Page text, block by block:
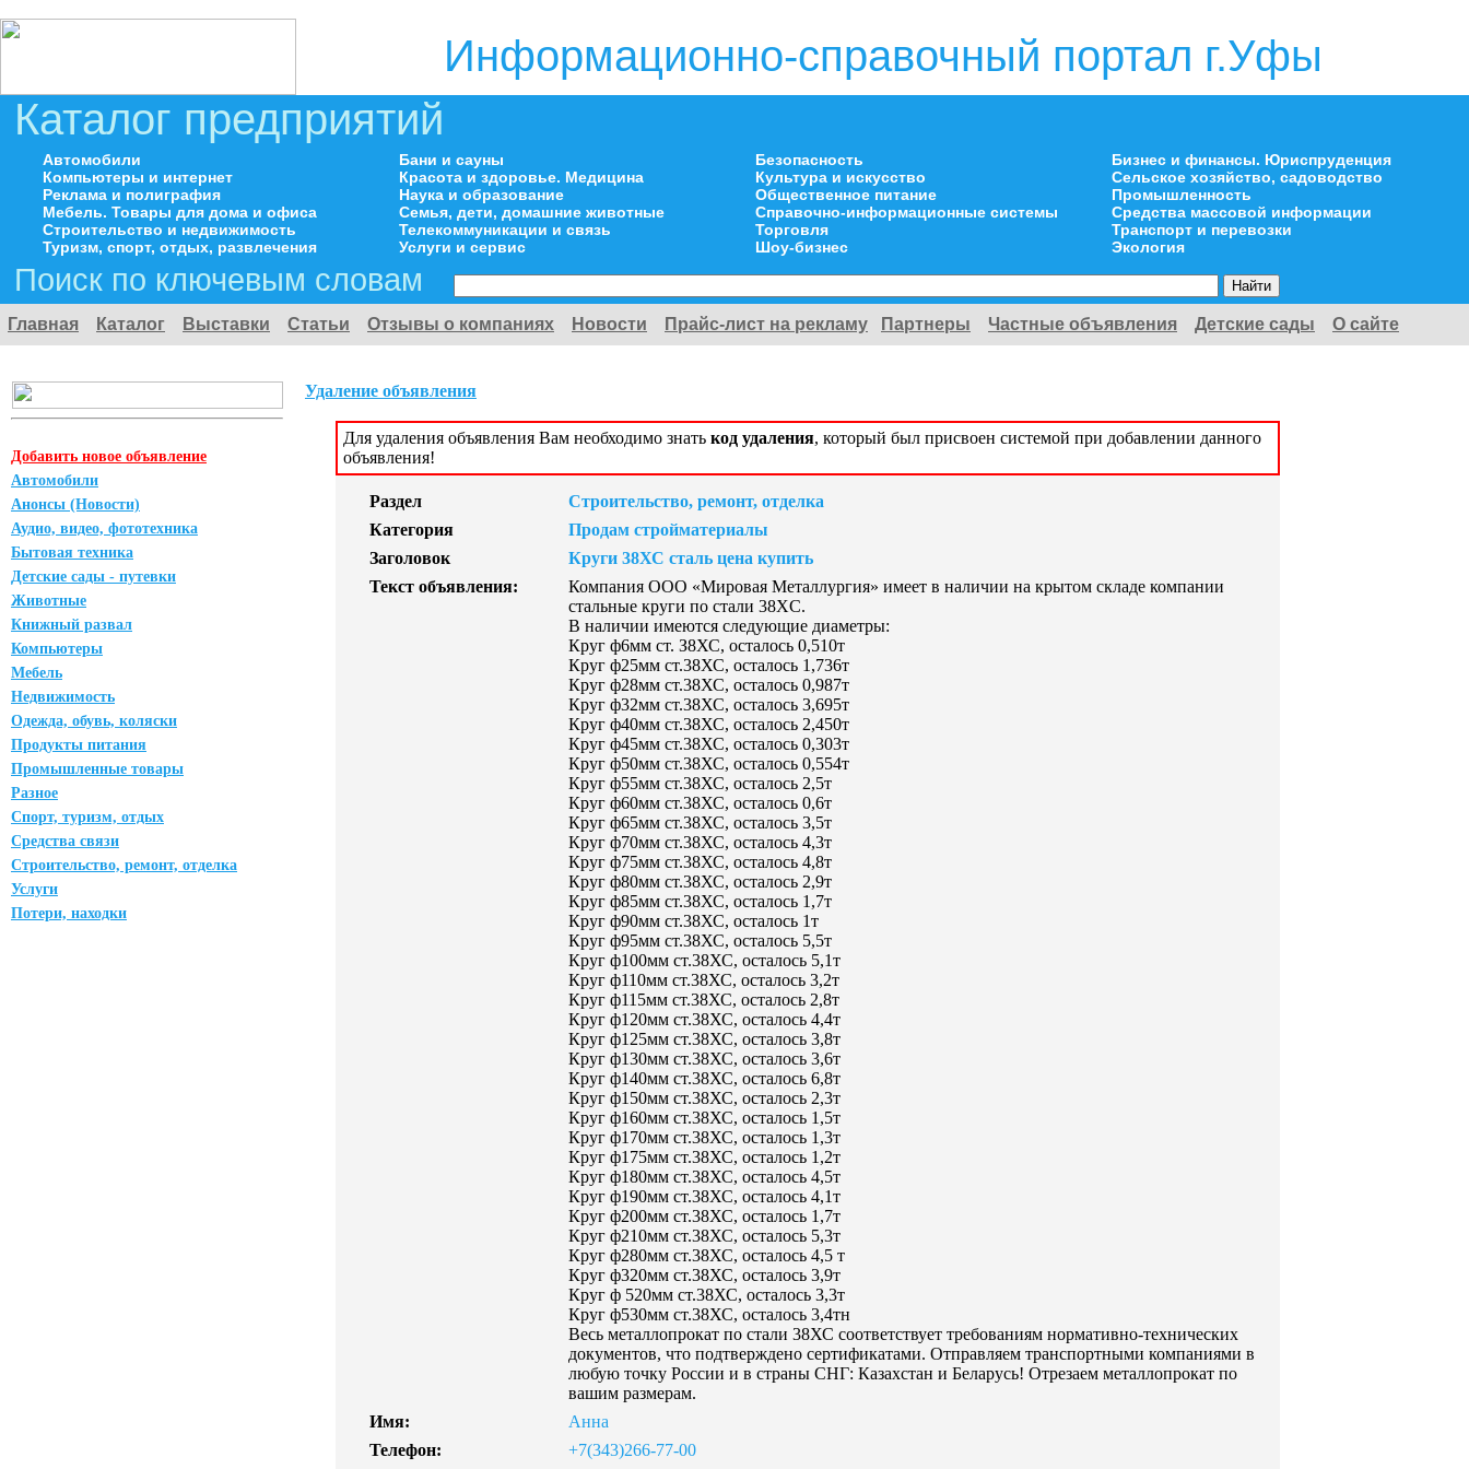
Информационно-справочный портал г.Уфы
Каталог предприятий
Автомобили
Компьютеры и интернет
Реклама и полиграфия
Мебель. Товары для дома и офиса
Строительство и недвижимость
Туризм, спорт, отдых, развлечения
Бани и сауны
Красота и здоровье. Медицина
Наука и образование
Семья, дети, домашние животные
Телекоммуникации и связь
Услуги и сервис
Безопасность
Культура и искусство
Общественное питание
Справочно-информационные системы
Торговля
Шоу-бизнес
Бизнес и финансы. Юриспруденция
Сельское хозяйство, садоводство
Промышленность
Средства массовой информации
Транспорт и перевозки
Экология
Поиск по ключевым словам
Главная Каталог Выставки Статьи Отзывы о компаниях Новости Прайс-лист на рекламу Партнеры Частные объявления Детские сады О сайте
Добавить новое объявление
Автомобили
Анонсы (Новости)
Аудио, видео, фототехника
Бытовая техника
Детские сады - путевки
Животные
Книжный развал
Компьютеры
Мебель
Недвижимость
Одежда, обувь, коляски
Продукты питания
Промышленные товары
Разное
Спорт, туризм, отдых
Средства связи
Строительство, ремонт, отделка
Услуги
Потери, находки
Удаление объявления
Для удаления объявления Вам необходимо знать код удаления, который был присвоен системой при добавлении данного
объявления!
Раздел
Строительство, ремонт, отделка
Категория
Продам стройматериалы
Заголовок
Круги 38ХС сталь цена купить
Текст объявления:
Компания ООО «Мировая Металлургия» имеет в наличии на крытом складе компании
стальные круги по стали 38XC.
В наличии имеются следующие диаметры:
Круг ф6мм ст. З8ХС, осталось 0,510т
Круг ф25мм ст.38ХС, осталось 1,736т
Круг ф28мм ст.38ХС, осталось 0,987т
Круг ф32мм ст.38ХС, осталось 3,695т
Круг ф40мм ст.38ХС, осталось 2,450т
Круг ф45мм ст.38ХС, осталось 0,303т
Круг ф50мм ст.38ХС, осталось 0,554т
Круг ф55мм ст.38ХС, осталось 2,5т
Круг ф60мм ст.38ХС, осталось 0,6т
Круг ф65мм ст.38ХС, осталось 3,5т
Круг ф70мм ст.38ХС, осталось 4,3т
Круг ф75мм ст.38ХС, осталось 4,8т
Круг ф80мм ст.38ХС, осталось 2,9т
Круг ф85мм ст.38ХС, осталось 1,7т
Круг ф90мм ст.38ХС, осталось 1т
Круг ф95мм ст.38ХС, осталось 5,5т
Круг ф100мм ст.38ХС, осталось 5,1т
Круг ф110мм ст.38ХС, осталось 3,2т
Круг ф115мм ст.38ХС, осталось 2,8т
Круг ф120мм ст.38ХС, осталось 4,4т
Круг ф125мм ст.38ХС, осталось 3,8т
Круг ф130мм ст.38ХС, осталось 3,6т
Круг ф140мм ст.38ХС, осталось 6,8т
Круг ф150мм ст.38ХС, осталось 2,3т
Круг ф160мм ст.38ХС, осталось 1,5т
Круг ф170мм ст.38ХС, осталось 1,3т
Круг ф175мм ст.38ХС, осталось 1,2т
Круг ф180мм ст.38ХС, осталось 4,5т
Круг ф190мм ст.38ХС, осталось 4,1т
Круг ф200мм ст.38ХС, осталось 1,7т
Круг ф210мм ст.38ХС, осталось 5,3т
Круг ф280мм ст.38ХС, осталось 4,5 т
Круг ф320мм ст.38ХС, осталось 3,9т
Круг ф 520мм ст.38ХС, осталось 3,3т
Круг ф530мм ст.38ХС, осталось 3,4тн
Весь металлопрокат по стали 38ХС соответствует требованиям нормативно-технических
документов, что подтверждено сертификатами. Отправляем транспортными компаниями в
любую точку России и в страны СНГ: Казахстан и Беларусь! Отрезаем металлопрокат по
вашим размерам.
Имя:
Анна
Телефон:
+7(343)266-77-00